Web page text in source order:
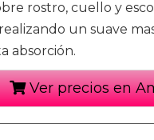
rostro, cuello y
un suave
absorción.
Ver precios en